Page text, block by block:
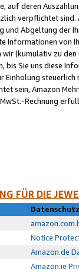
auf deren
verpflichtet
Abgeltung der
Informationen von
(kumulativ zu
bis Sie uns diese
Einholung
sein, Amazon
Rechnung
FÜR DIE
Amazon.de
Amazon.ie